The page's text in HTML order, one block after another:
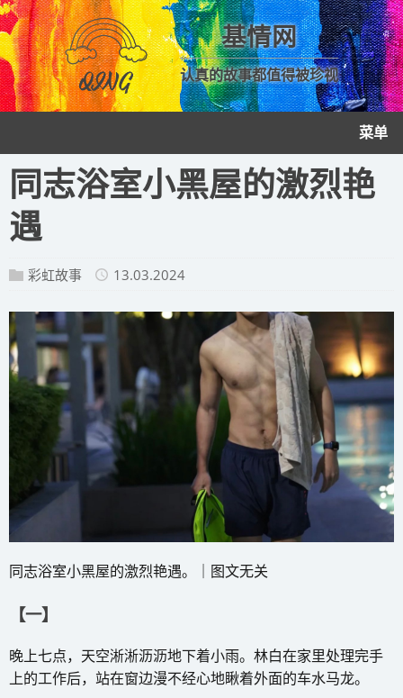
基情网
认真的故事都值得被珍视
菜单
​同志浴室小黑屋的激烈艳
遇
彩虹故事 13.03.2024
同志浴室小黑屋的激烈艳遇。｜图文无关
【一】
晚上七点，天空淅淅沥沥地下着小雨。林白在家里处理完手
上的工作后，站在窗边漫不经心地瞅着外面的车水马龙。